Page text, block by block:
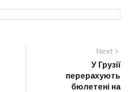
Next
post:
У Грузії
перерахують
бюлетені на